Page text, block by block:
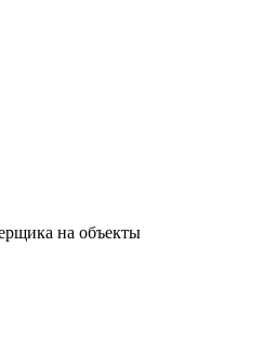
на объекты